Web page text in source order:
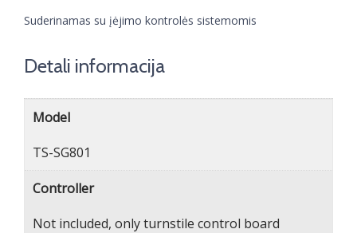
Suderinamas su įėjimo kontrolės sistemomis
Detali informacija
Model
TS-SG801
Controller
Not included, only turnstile control board